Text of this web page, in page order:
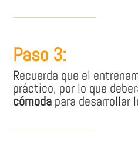
Paso 3:
Recuerda que el
práctico, por lo que
cómoda para desarrollar